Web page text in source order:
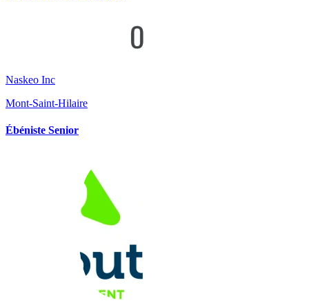
Naskeo Inc
Mont-Saint-Hilaire
Ébéniste Senior